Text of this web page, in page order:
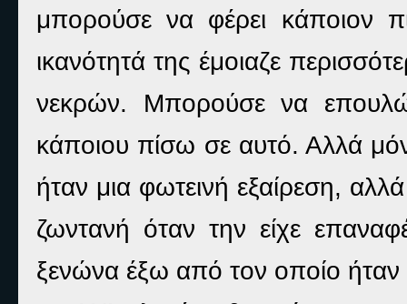
μπορούσε να φέρει κάποιον
ικανότητά της έμοιαζε
νεκρών. Μπορούσε να
κάποιου πίσω σε αυτό. Αλλά
ήταν μια φωτεινή εξαίρεση,
ζωντανή όταν την είχε
ξενώνα έξω από τον οποίο ήταν